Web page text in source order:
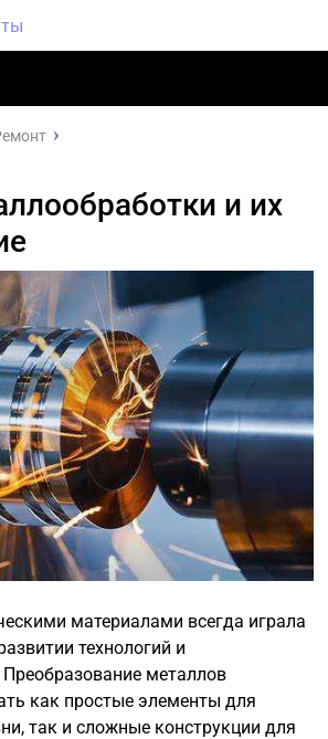
и их
материалами всегда играла
технологий и
металлов
как простые элементы для
так и сложные конструкции для